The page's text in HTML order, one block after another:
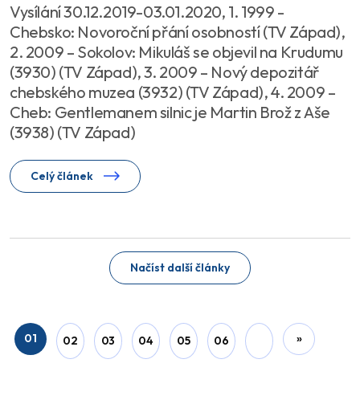
Vysílání 30.12.2019-03.01.2020, 1. 1999 -
Chebsko: Novoroční přání osobností (TV Západ),
2. 2009 – Sokolov: Mikuláš se objevil na Krudumu
(3930) (TV Západ), 3. 2009 – Nový depozitář
chebského muzea (3932) (TV Západ), 4. 2009 –
Cheb: Gentlemanem silnic je Martin Brož z Aše
(3938) (TV Západ)
Celý článek
Načíst další články
01 02 03 04 05 06 »